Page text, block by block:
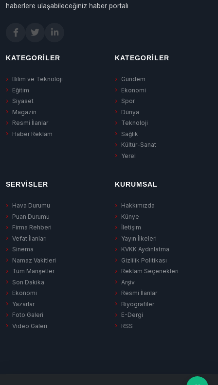
haberlere ulaşabileceğiniz haber portalı
KATEGORILER
Bilim ve Teknoloji
Eğitim
Siyaset
Magazin
Resmi İlanlar
Haber Reklam
KATEGORILER
Gündem
Ekonomi
Spor
Dünya
Teknoloji
Sağlık
Kültür-Sanat
Yerel
SERVISLER
Hava Durumu
Puan Durumu
Firma Rehberi
Vefat İlanları
Sinema
Namaz Vakitleri
Tüm Manşetler
Son Dakika
Ekonomi
Yazarlar
Foto Galeri
Video Galeri
KURUMSAL
Hakkımızda
Künye
İletişim
Yayın İlkeleri
KVKK Aydınlatma
Gizlilik Politikası
Reklam Seçenekleri
Arşiv
Resmi İlanlar
Biyografiler
E-Dergi
RSS